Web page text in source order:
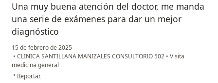
Una muy buena atención del doctor, me manda
una serie de exámenes para dar un mejor
diagnóstico
15 de febrero de 2025
• CLINICA SANTILLANA MANIZALES CONSULTORIO 502 • Visita
medicina general
• en opinión del usuario Efrain
Reportar